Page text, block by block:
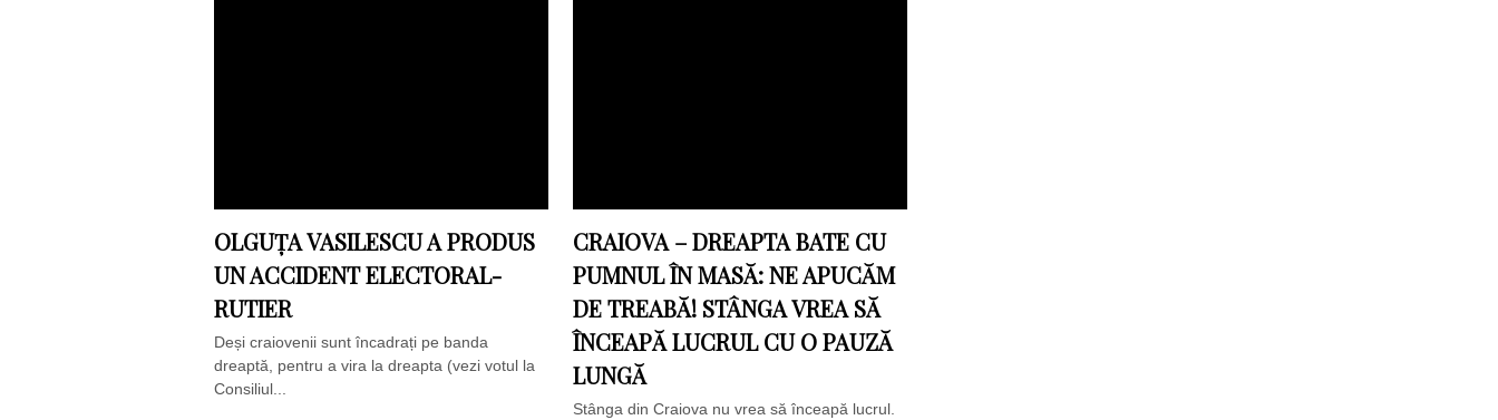
OLGUȚA VASILESCU A PRODUS
UN ACCIDENT ELECTORAL-
RUTIER
Deși craiovenii sunt încadrați pe banda
dreaptă, pentru a vira la dreapta (vezi votul la
Consiliul...
CRAIOVA – DREAPTA BATE CU
PUMNUL ÎN MASĂ: NE APUCĂM
DE TREABĂ! STÂNGA VREA SĂ
ÎNCEAPĂ LUCRUL CU O PAUZĂ
LUNGĂ
Stânga din Craiova nu vrea să înceapă lucrul.